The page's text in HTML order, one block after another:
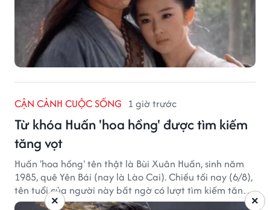
CẬN CẢNH CUỘC SỐNG 1 giờ trước
Từ khóa Huấn 'hoa hồng' được tìm kiếm
tăng vọt
Huấn 'hoa hồng' tên thật là Bùi Xuân Huấn, sinh năm
1985, quê Yên Bái (nay là Lào Cai). Chiều tối nay (6/8),
tên tuổi của người này bất ngờ có lượt tìm kiếm tăng
vọt.
×
×